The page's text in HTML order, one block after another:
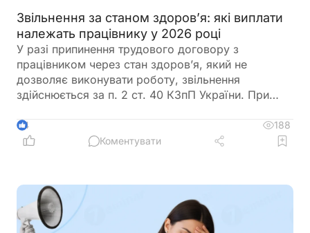
Звільнення за станом здоров’я: які виплати
належать працівнику у 2026 році
У разі припинення трудового договору з
працівником через стан здоров’я, який не
дозволяє виконувати роботу, звільнення
здійснюється за п. 2 ст. 40 КЗпП України. При
провести з працівником повний розрахунок, що
включає заробітну плату, компенсацію за
за середньомісячний заробіток, але може бути
збільшений колективним договором
4
188
Коментувати